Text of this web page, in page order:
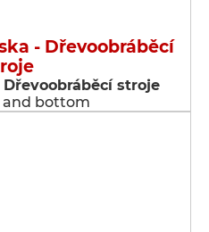
- Dřevoobráběcí
stroje
and bottom